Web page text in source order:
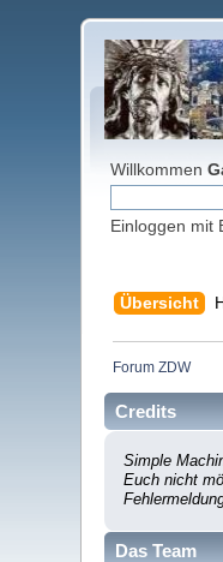
Willkommen
Einloggen mit
Übersicht
Forum ZDW
Credits
Simple
Euch nicht
Das Team